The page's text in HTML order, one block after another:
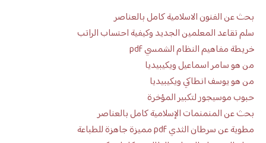
بحث عن الفنون الاسلامية كامل بالعناصر
سلم تقاعد المعلمين الجديد وكيفية احتساب الراتب
خريطة مفاهيم النظام الشمسي pdf
من هو سامر اسماعيل ويكيبيديا
من هو يوسف انطاكي ويكيبيديا
حبوب موسيجور لتكبير المؤخرة
بحث عن المنمنمات الإسلامية كامل بالعناصر
مطوية عن سرطان الثدي pdf مميزة جاهزة للطباعة